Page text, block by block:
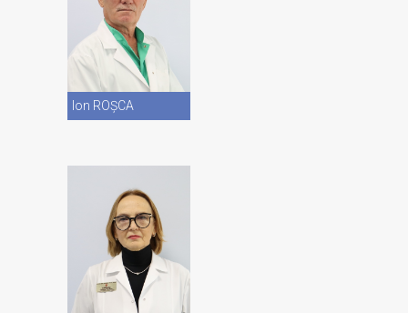
Ion ROȘCA
Vezi CV
Vezi CV